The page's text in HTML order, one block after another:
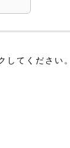
してください。